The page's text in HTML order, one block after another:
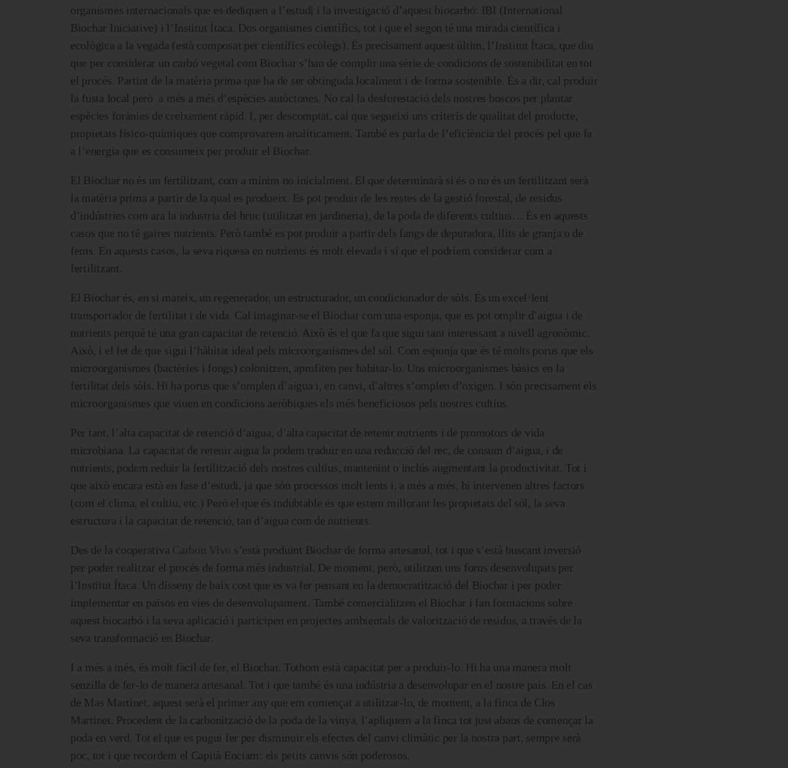
organismes internacionals que es dediquen a l’estudi i la investigació d’aquest biocarbó: IBI (International
Biochar Iniciative) i l’Institut Ítaca. Dos organismes científics, tot i que el segon té una mirada científica i
ecològica a la vegada (està composat per científics ecòlegs). És precisament aquest últim, l’Institut Ítaca, que diu
que per considerar un carbó vegetal com Biochar s’han de complir una sèrie de condicions de sostenibilitat en tot
el procés. Partint de la matèria prima que ha de ser obtinguda localment i de forma sostenible. És a dir, cal produir
la fusta local però a més a més d’espècies autòctones. No cal la desforestació dels nostres boscos per plantar
espècies forànies de creixement ràpid. I, per descomptat, cal que segueixi uns criteris de qualitat del producte,
propietats físico-químiques que comprovarem analíticament. També es parla de l’eficiència del procés pel que fa
a l’energia que es consumeix per produir el Biochar.
El Biochar no és un fertilitzant, com a mínim no inicialment. El que determinarà si és o no és un fertilitzant serà
la matèria prima a partir de la qual es produeix. Es pot produir de les restes de la gestió forestal, de residus
d’indústries com ara la industria del bruc (utilitzat en jardineria), de la poda de diferents cultius… És en aquests
casos que no té gaires nutrients. Però també es pot produir a partir dels fangs de depuradora, llits de granja o de
fems. En aquests casos, la seva riquesa en nutrients és molt elevada i sí que el podríem considerar com a
fertilitzant.
El Biochar és, en si mateix, un regenerador, un estructurador, un condicionador de sòls. És un excel·lent
transportador de fertilitat i de vida. Cal imaginar-se el Biochar com una esponja, que es pot omplir d’aigua i de
nutrients perquè té una gran capacitat de retenció. Això és el que fa que sigui tant interessant a nivell agronòmic.
Això, i el fet de que sigui l’hàbitat ideal pels microorganismes del sòl. Com esponja que és té molts porus que els
microorganismes (bactèries i fongs) colonitzen, aprofiten per habitar-lo. Uns microorganismes bàsics en la
fertilitat dels sòls. Hi ha porus que s’omplen d’aigua i, en canvi, d’altres s’omplen d’oxigen. I són precisament els
microorganismes que viuen en condicions aeròbiques els més beneficiosos pels nostres cultius.
Per tant, l’alta capacitat de retenció d’aigua, d’alta capacitat de retenir nutrients i de promotors de vida
microbiana. La capacitat de retenir aigua la podem traduir en una reducció del rec, de consum d’aigua, i de
nutrients, podem reduir la fertilització dels nostres cultius, mantenint o inclús augmentant la productivitat. Tot i
que això encara està en fase d’estudi, ja que són processos molt lents i, a més a més, hi intervenen altres factors
(com el clima, el cultiu, etc.) Però el que és indubtable és que estem millorant les propietats del sòl, la seva
estructura i la capacitat de retenció, tan d’aigua com de nutrients.
Des de la cooperativa Carbon Vivo s’està produint Biochar de forma artesanal, tot i que s’està buscant inversió
per poder realitzar el procés de forma més industrial. De moment, però, utilitzen uns forns desenvolupats per
l’Institut Ítaca. Un disseny de baix cost que es va fer pensant en la democratització del Biochar i per poder
implementar en països en vies de desenvolupament. També comercialitzen el Biochar i fan formacions sobre
aquest biocarbó i la seva aplicació i participen en projectes ambientals de valorització de residus, a través de la
seva transformació en Biochar.
I a més a més, és molt fàcil de fer, el Biochar. Tothom està capacitat per a produir-lo. Hi ha una manera molt
senzilla de fer-lo de manera artesanal. Tot i que també és una indústria a desenvolupar en el nostre país. En el cas
de Mas Martinet, aquest serà el primer any que em començat a utilitzar-lo, de moment, a la finca de Clos
Martinet. Procedent de la carbonització de la poda de la vinya, l’apliquem a la finca tot just abans de començar la
poda en verd. Tot el que es pugui fer per disminuir els efectes del canvi climàtic per la nostra part, sempre serà
poc, tot i que recordem el Capità Enciam: els petits canvis són poderosos.